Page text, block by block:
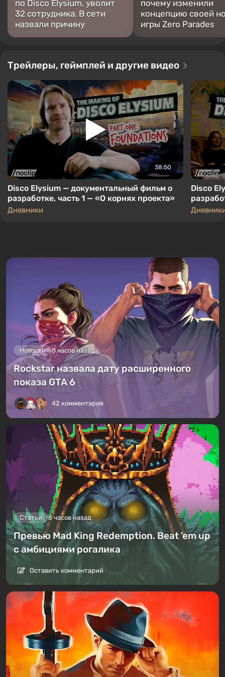
одежда, брошенное слово или мимолетное
деяние может иметь последствия;
У Disco Elysium уникальный визуальный стиль
примитивизма в графике.
по Disco Elysium, уволит
32 сотрудника. В сети
назвали причину
почему изменили
концепцию своей
игры Zero Parades
Трейлеры, геймплей и другие видео
38:50
Disco Elysium — документальный фильм о
разработке, часть 1 — «О корнях проекта»
Дневники
Disco
Новости 8 часов назад
Rockstar назвала дату расширенного
показа GTA 6
42 комментария
Статьи 6 часов назад
Превью Mad King Redemption. Beat 'em up
с амбициями рогалика
Оставить комментарий